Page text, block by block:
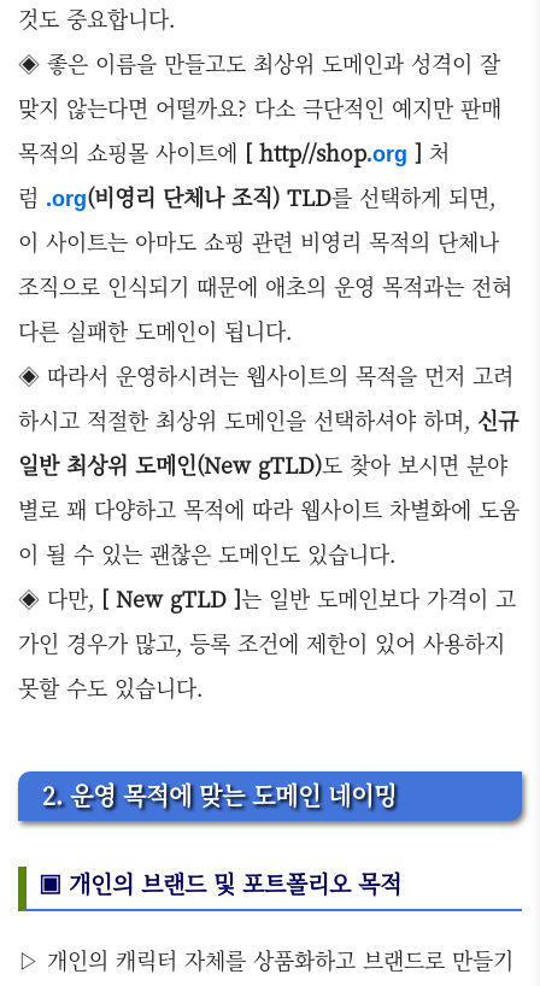
것도 중요합니다.
◈ 좋은 이름을 만들고도 최상위 도메인과 성격이 잘
맞지 않는다면 어떨까요? 다소 극단적인 예지만 판매
목적의 쇼핑몰 사이트에 [ http//shop.org ] 처
럼 .org(비영리 단체나 조직) TLD를 선택하게 되면,
이 사이트는 아마도 쇼핑 관련 비영리 목적의 단체나
조직으로 인식되기 때문에 애초의 운영 목적과는 전혀
다른 실패한 도메인이 됩니다.
◈ 따라서 운영하시려는 웹사이트의 목적을 먼저 고려
하시고 적절한 최상위 도메인을 선택하셔야 하며, 신규
일반 최상위 도메인(New gTLD)도 찾아 보시면 분야
별로 꽤 다양하고 목적에 따라 웹사이트 차별화에 도움
이 될 수 있는 괜찮은 도메인도 있습니다.
◈ 다만, [ New gTLD ]는 일반 도메인보다 가격이 고
가인 경우가 많고, 등록 조건에 제한이 있어 사용하지
못할 수도 있습니다.
2. 운영 목적에 맞는 도메인 네이밍
▣ 개인의 브랜드 및 포트폴리오 목적
▷ 개인의 캐릭터 자체를 상품화하고 브랜드로 만들기